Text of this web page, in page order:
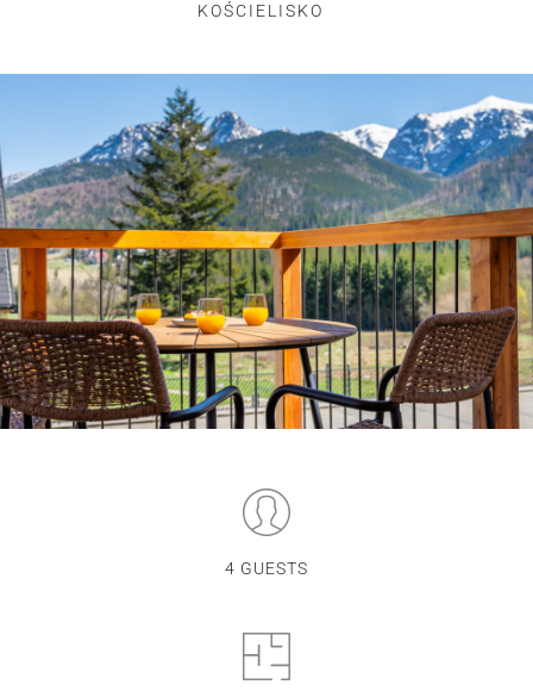
KOŚCIELISKO
4 GUESTS